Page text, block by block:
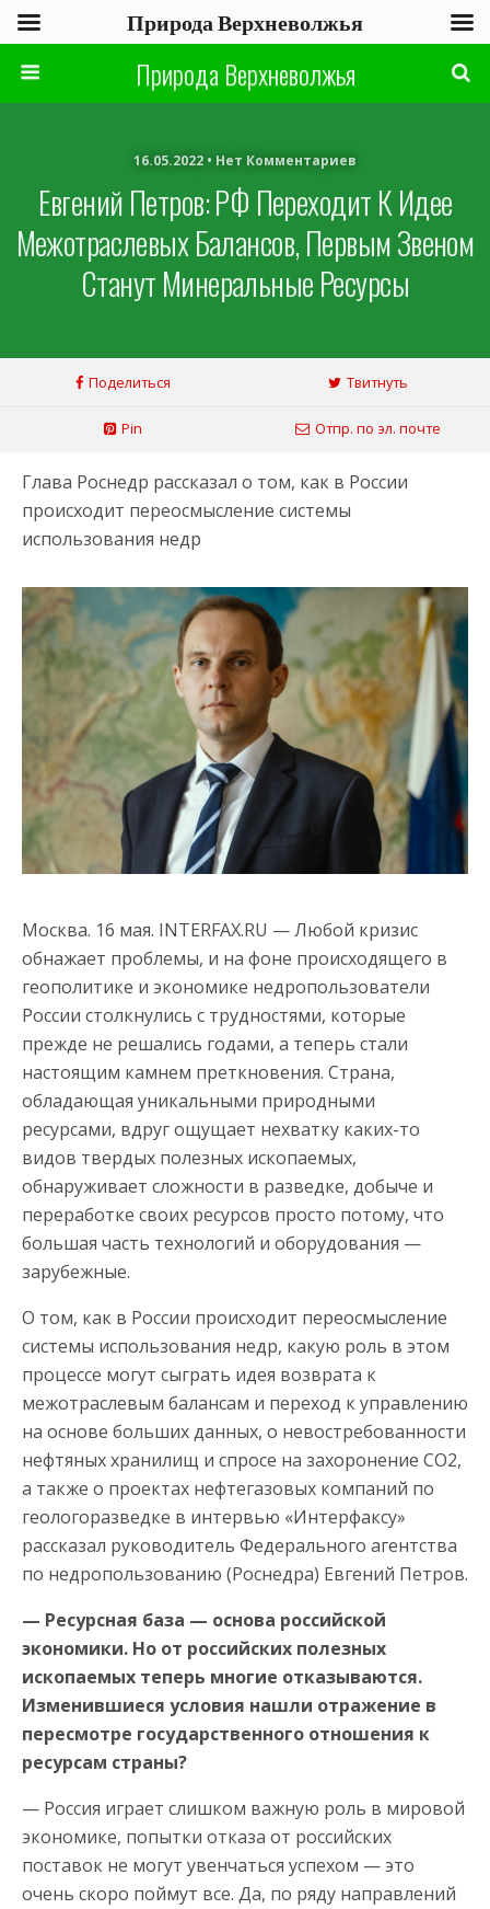
Природа Верхневолжья
16.05.2022 • Нет Комментариев
Евгений Петров: РФ Переходит К Идее
Межотраслевых Балансов, Первым Звеном
Станут Минеральные Ресурсы
Поделиться Твитнуть
Pin Отпр. по эл. почте
Глава Роснедр рассказал о том, как в России
происходит переосмысление системы
использования недр
Москва. 16 мая. INTERFAX.RU — Любой кризис
обнажает проблемы, и на фоне происходящего в
геополитике и экономике недропользователи
России столкнулись с трудностями, которые
прежде не решались годами, а теперь стали
настоящим камнем преткновения. Страна,
обладающая уникальными природными
ресурсами, вдруг ощущает нехватку каких-то
видов твердых полезных ископаемых,
обнаруживает сложности в разведке, добыче и
переработке своих ресурсов просто потому, что
большая часть технологий и оборудования —
зарубежные.
О том, как в России происходит переосмысление
системы использования недр, какую роль в этом
процессе могут сыграть идея возврата к
межотраслевым балансам и переход к управлению
на основе больших данных, о невостребованности
нефтяных хранилищ и спросе на захоронение СО2,
а также о проектах нефтегазовых компаний по
геологоразведке в интервью «Интерфаксу»
рассказал руководитель Федерального агентства
по недропользованию (Роснедра) Евгений Петров.
— Ресурсная база — основа российской
экономики. Но от российских полезных
ископаемых теперь многие отказываются.
Изменившиеся условия нашли отражение в
пересмотре государственного отношения к
ресурсам страны?
— Россия играет слишком важную роль в мировой
экономике, попытки отказа от российских
поставок не могут увенчаться успехом — это
очень скоро поймут все. Да, по ряду направлений
Природа Верхневолжья